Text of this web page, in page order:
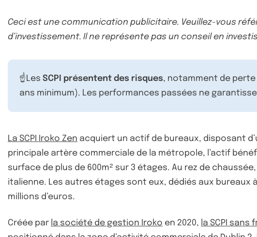
Ceci est une communication publicitaire. Veuillez-vous
d’investissement. Il ne représente pas un conseil en
☝️Les SCPI présentent des risques, notamment de perte
ans minimum). Les performances passées ne
La SCPI Iroko Zen acquiert un actif de bureaux, disposant
principale artère commerciale de la métropole, l’actif
surface de plus de 600m² sur 3 étages. Au rez de
italienne. Les autres étages sont eux, dédiés aux
millions d’euros.
Créée par la société de gestion Iroko en 2020, la SCPI sans